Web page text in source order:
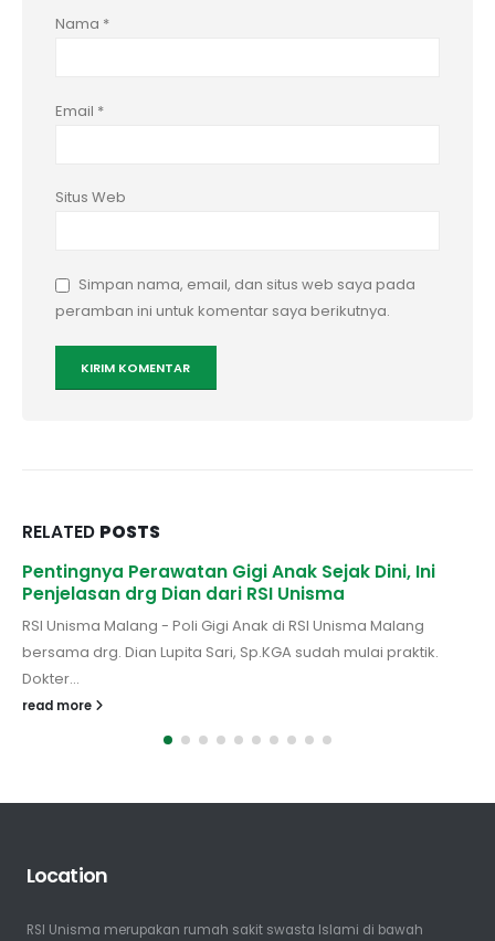
Nama *
Email *
Situs Web
Simpan nama, email, dan situs web saya pada
peramban ini untuk komentar saya berikutnya.
RELATED POSTS
Pentingnya Perawatan Gigi Anak Sejak Dini, Ini
Penjelasan drg Dian dari RSI Unisma
RSI Unisma Malang - Poli Gigi Anak di RSI Unisma Malang
bersama drg. Dian Lupita Sari, Sp.KGA sudah mulai praktik.
Dokter...
read more
Location
RSI Unisma merupakan rumah sakit swasta Islami di bawah